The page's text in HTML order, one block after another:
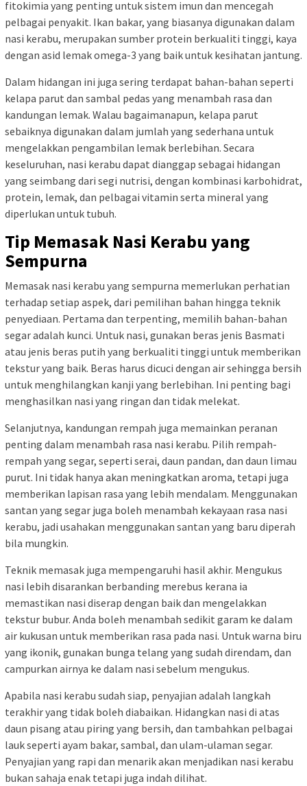
fitokimia yang penting untuk sistem imun dan mencegah
pelbagai penyakit. Ikan bakar, yang biasanya digunakan dalam
nasi kerabu, merupakan sumber protein berkualiti tinggi, kaya
dengan asid lemak omega-3 yang baik untuk kesihatan jantung.
Dalam hidangan ini juga sering terdapat bahan-bahan seperti
kelapa parut dan sambal pedas yang menambah rasa dan
kandungan lemak. Walau bagaimanapun, kelapa parut
sebaiknya digunakan dalam jumlah yang sederhana untuk
mengelakkan pengambilan lemak berlebihan. Secara
keseluruhan, nasi kerabu dapat dianggap sebagai hidangan
yang seimbang dari segi nutrisi, dengan kombinasi karbohidrat,
protein, lemak, dan pelbagai vitamin serta mineral yang
diperlukan untuk tubuh.
Tip Memasak Nasi Kerabu yang
Sempurna
Memasak nasi kerabu yang sempurna memerlukan perhatian
terhadap setiap aspek, dari pemilihan bahan hingga teknik
penyediaan. Pertama dan terpenting, memilih bahan-bahan
segar adalah kunci. Untuk nasi, gunakan beras jenis Basmati
atau jenis beras putih yang berkualiti tinggi untuk memberikan
tekstur yang baik. Beras harus dicuci dengan air sehingga bersih
untuk menghilangkan kanji yang berlebihan. Ini penting bagi
menghasilkan nasi yang ringan dan tidak melekat.
Selanjutnya, kandungan rempah juga memainkan peranan
penting dalam menambah rasa nasi kerabu. Pilih rempah-
rempah yang segar, seperti serai, daun pandan, dan daun limau
purut. Ini tidak hanya akan meningkatkan aroma, tetapi juga
memberikan lapisan rasa yang lebih mendalam. Menggunakan
santan yang segar juga boleh menambah kekayaan rasa nasi
kerabu, jadi usahakan menggunakan santan yang baru diperah
bila mungkin.
Teknik memasak juga mempengaruhi hasil akhir. Mengukus
nasi lebih disarankan berbanding merebus kerana ia
memastikan nasi diserap dengan baik dan mengelakkan
tekstur bubur. Anda boleh menambah sedikit garam ke dalam
air kukusan untuk memberikan rasa pada nasi. Untuk warna biru
yang ikonik, gunakan bunga telang yang sudah direndam, dan
campurkan airnya ke dalam nasi sebelum mengukus.
Apabila nasi kerabu sudah siap, penyajian adalah langkah
terakhir yang tidak boleh diabaikan. Hidangkan nasi di atas
daun pisang atau piring yang bersih, dan tambahkan pelbagai
lauk seperti ayam bakar, sambal, dan ulam-ulaman segar.
Penyajian yang rapi dan menarik akan menjadikan nasi kerabu
bukan sahaja enak tetapi juga indah dilihat.